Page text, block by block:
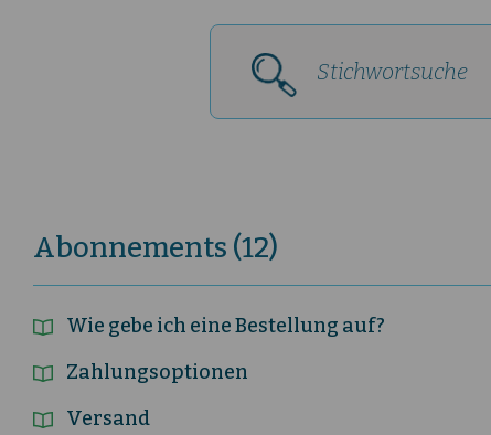
Abonnements (12)
Wie gebe ich eine Bestellung auf?
Zahlungsoptionen
Versand